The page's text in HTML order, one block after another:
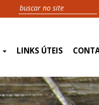
LINKS ÚTEIS